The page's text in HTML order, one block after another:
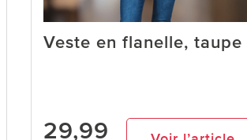
Veste en flanelle, taupe
29,99